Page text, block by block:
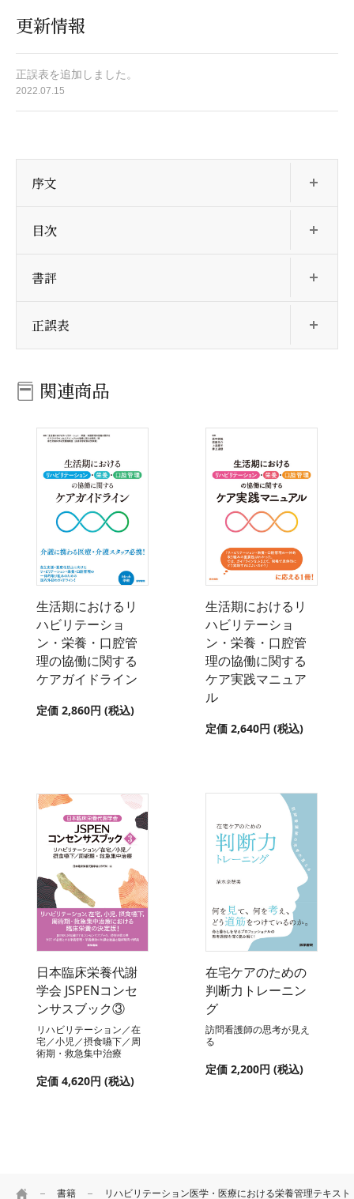
HOME 書籍 リハビリテーション医学・医療における栄養管理テキス
更新情報
正誤表を追加しました。
2022.07.15
序文
目次
書評
正誤表
関連商品
生活期におけるリ
ハビリテーショ
ン・栄養・口腔管
理の協働に関する
ケアガイドライン
定価 2,860円 (税込)
生活期におけるリ
ハビリテーショ
ン・栄養・口腔管
理の協働に関する
ケア実践マニュア
ル
定価 2,640円 (税込)
日本臨床栄養代謝
学会 JSPENコンセ
ンサスブック③
リハビリテーション／在
宅／小児／摂食嚥下／周
術期・救急集中治療
定価 4,620円 (税込)
在宅ケアのための
判断力トレーニン
グ
訪問看護師の思考が見え
る
定価 2,200円 (税込)